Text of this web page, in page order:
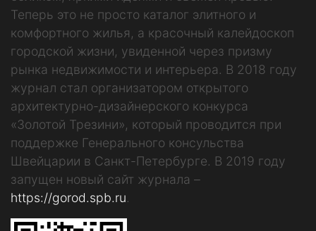
Теперь это не просто каталог элитного и
комфортного жилья, а красочный калейдоскоп
городской жизни, увиденной через призму
рынка недвижимости и интерьера. В 2018 году
журнал стал организатором открытого
архитектурно-дизайнерского конкурса
«Золотой Трезини», который проводится при
поддержке Генерального консульства
Швейцарии в Санкт-Петербурге. В 2019 году
запущен новый сайт журнала –
https://gorod.spb.ru.